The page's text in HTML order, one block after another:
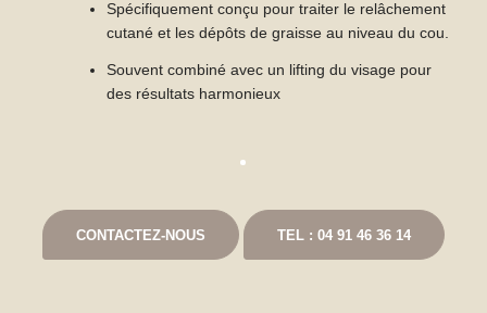
Spécifiquement conçu pour traiter le relâchement
cutané et les dépôts de graisse au niveau du cou.
Souvent combiné avec un lifting du visage pour
des résultats harmonieux
CONTACTEZ-NOUS TEL : 04 91 46 36 14